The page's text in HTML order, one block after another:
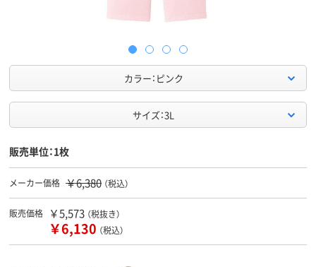
カラー：ピンク
サイズ：3L
販売単位：1枚
メーカー価格 ￥6,380 （税込）
販売価格 ￥5,573 （税抜き）
￥6,130 （税込）